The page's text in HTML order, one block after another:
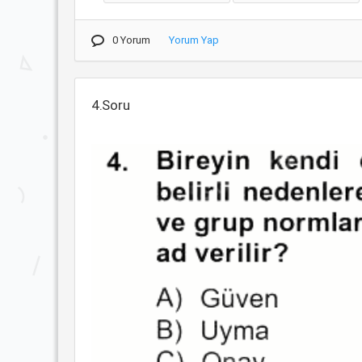
0 Yorum Yorum Yap
4.Soru